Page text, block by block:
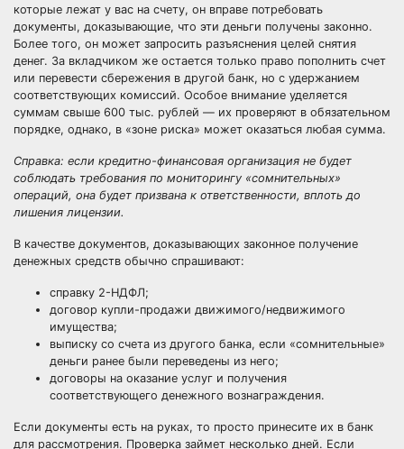
которые лежат у вас на счету, он вправе потребовать
документы, доказывающие, что эти деньги получены законно.
Более того, он может запросить разъяснения целей снятия
денег. За вкладчиком же остается только право пополнить счет
или перевести сбережения в другой банк, но с удержанием
соответствующих комиссий. Особое внимание уделяется
суммам свыше 600 тыс. рублей — их проверяют в обязательном
порядке, однако, в «зоне риска» может оказаться любая сумма.
Справка: если кредитно-финансовая организация не будет
соблюдать требования по мониторингу «сомнительных»
операций, она будет призвана к ответственности, вплоть до
лишения лицензии.
В качестве документов, доказывающих законное получение
денежных средств обычно спрашивают:
справку 2-НДФЛ;
договор купли-продажи движимого/недвижимого
имущества;
выписку со счета из другого банка, если «сомнительные»
деньги ранее были переведены из него;
договоры на оказание услуг и получения
соответствующего денежного вознаграждения.
Если документы есть на руках, то просто принесите их в банк
для рассмотрения. Проверка займет несколько дней. Если